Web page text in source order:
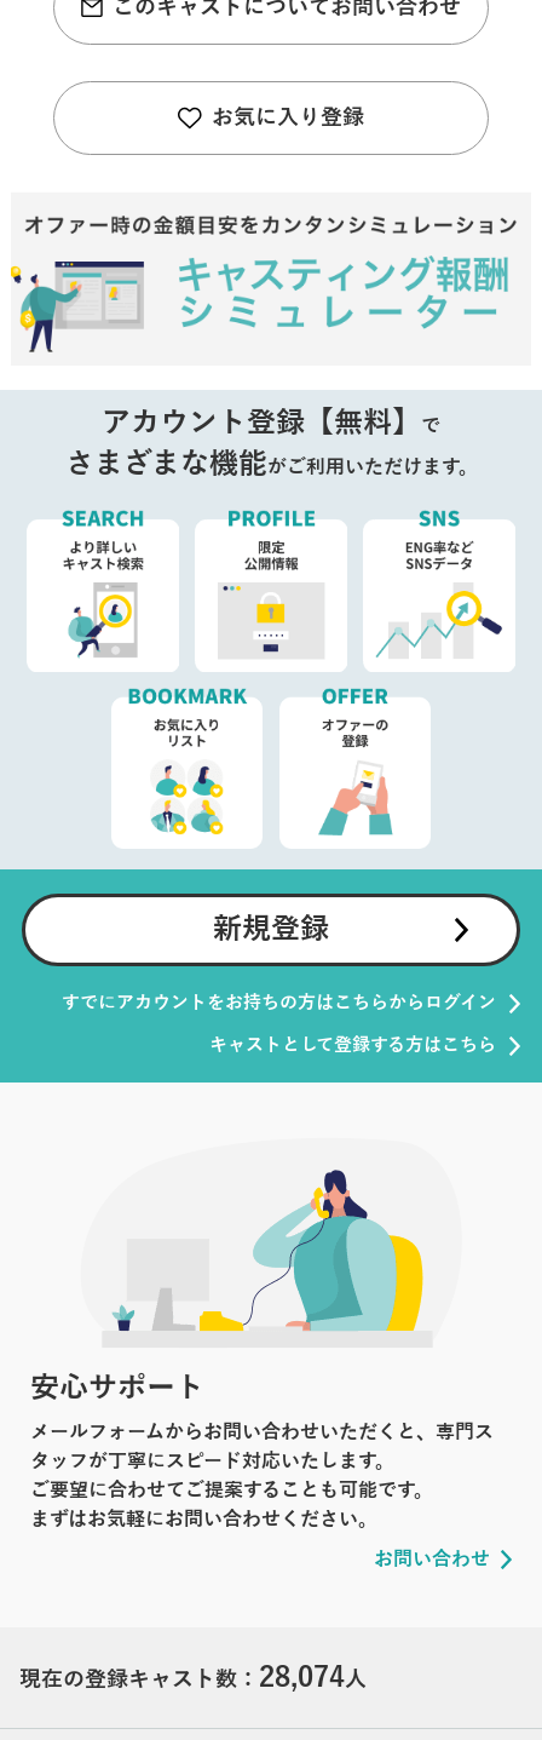
このキャストについてお問い合わせ
お気に入り登録
アカウント登録【無料】 で
さまざまな機能がご利用いただけます。
新規登録
すでにアカウントをお持ちの方はこちらからログイン
キャストとして登録する方はこちら
安心サポート
メールフォームからお問い合わせいただくと、専門ス
タッフが丁寧にスピード対応いたします。
ご要望に合わせてご提案することも可能です。
まずはお気軽にお問い合わせください。
お問い合わせ
現在の登録キャスト数： 28,074人